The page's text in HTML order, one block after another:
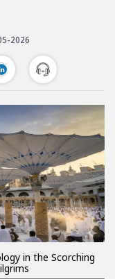
2026
in the Scorching